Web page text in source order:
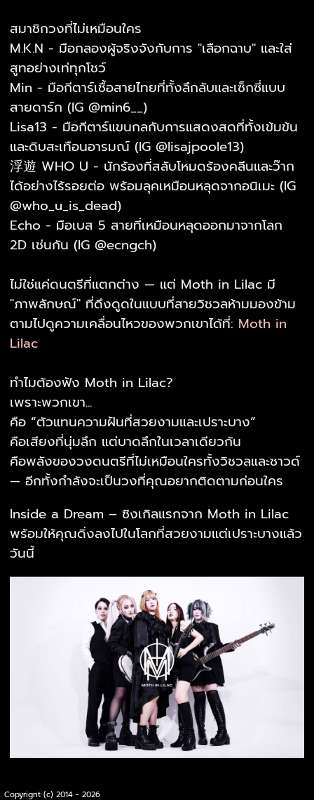
สมาชิกวงที่ไม่เหมือนใคร
M.K.N - มือกลองผู้จริงจังกับการ "เลือกฉาบ" และใส่
สูทอย่างเท่ทุกโชว์
Min - มือกีตาร์เชื้อสายไทยที่ทั้งลึกลับและเซ็กซี่แบบ
สายดาร์ก (IG @min6__)
Lisa13 - มือกีตาร์แขนกลกับการแสดงสดที่ทั้งเข้มข้น
และดิบสะเทือนอารมณ์ (IG @lisajpoole13)
浮遊 WHO U - นักร้องที่สลับโหมดร้องคลีนและว๊าก
ได้อย่างไร้รอยต่อ พร้อมลุคเหมือนหลุดจากอนิเมะ (IG
@who_u_is_dead)
Echo - มือเบส 5 สายที่เหมือนหลุดออกมาจากโลก
2D เช่นกัน (IG @ecngch)
ไม่ใช่แค่ดนตรีที่แตกต่าง — แต่ Moth in Lilac มี
"ภาพลักษณ์" ที่ดึงดูดในแบบที่สายวิชวลห้ามมองข้าม
ตามไปดูความเคลื่อนไหวของพวกเขาได้ที่: Moth in
Lilac
ทำไมต้องฟัง Moth in Lilac?
เพราะพวกเขา...
คือ “ตัวแทนความฝันที่สวยงามและเปราะบาง”
คือเสียงที่นุ่มลึก แต่บาดลึกในเวลาเดียวกัน
คือพลังของวงดนตรีที่ไม่เหมือนใครทั้งวิชวลและซาวด์
— อีกทั้งกำลังจะเป็นวงที่คุณอยากติดตามก่อนใคร
Inside a Dream – ซิงเกิลแรกจาก Moth in Lilac
พร้อมให้คุณดิ่งลงไปในโลกที่สวยงามแต่เปราะบางแล้ว
วันนี้
Copyrignt (c) 2014 - 2026